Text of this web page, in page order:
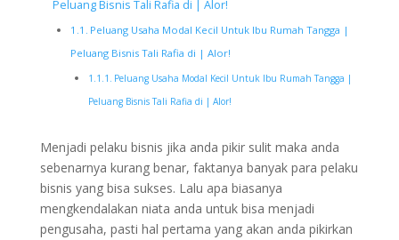
Peluang Bisnis Tali Rafia di | Alor!
Peluang Usaha Modal Kecil Untuk Ibu Rumah Tangga |
Peluang Bisnis Tali Rafia di | Alor!
Peluang Usaha Modal Kecil Untuk Ibu Rumah Tangga |
Peluang Bisnis Tali Rafia di | Alor!
Menjadi pelaku bisnis jika anda pikir sulit maka anda
sebenarnya kurang benar, faktanya banyak para pelaku
bisnis yang bisa sukses. Lalu apa biasanya
mengkendalakan niata anda untuk bisa menjadi
pengusaha, pasti hal pertama yang akan anda pikirkan